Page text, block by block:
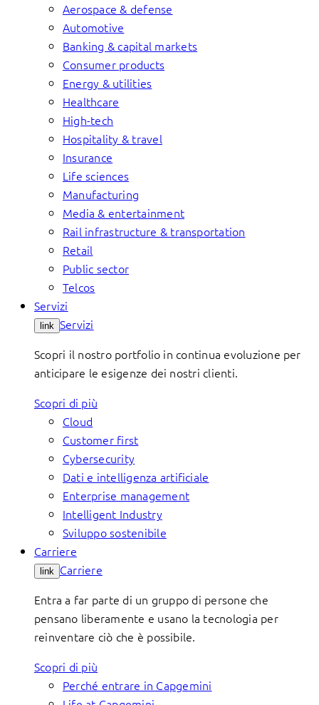
Aerospace & defense
Automotive
Banking & capital markets
Consumer products
Energy & utilities
Healthcare
High-tech
Hospitality & travel
Insurance
Life sciences
Manufacturing
Media & entertainment
Rail infrastructure & transportation
Retail
Public sector
Telcos
Servizi
link Servizi
Scopri il nostro portfolio in continua evoluzione per
anticipare le esigenze dei nostri clienti.
Scopri di più
Cloud
Customer first
Cybersecurity
Dati e intelligenza artificiale
Enterprise management
Intelligent Industry
Sviluppo sostenibile
Carriere
link Carriere
Entra a far parte di un gruppo di persone che
pensano liberamente e usano la tecnologia per
reinventare ciò che è possibile.
Scopri di più
Perché entrare in Capgemini